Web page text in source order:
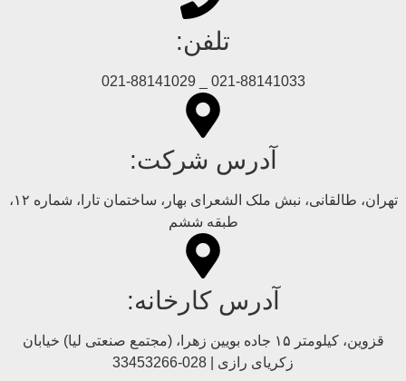
تلفن:
021-88141033 _ 021-88141029
آدرس شرکت:
تهران، طالقانی، نبش ملک الشعرای بهار، ساختمان تارا، شماره ۱۲،
طبقه ششم
آدرس کارخانه:
قزوین، کیلومتر ۱۵ جاده بويین زهرا، (مجتمع صنعتی لیا) خیابان
زکریای رازی | 028-33453266